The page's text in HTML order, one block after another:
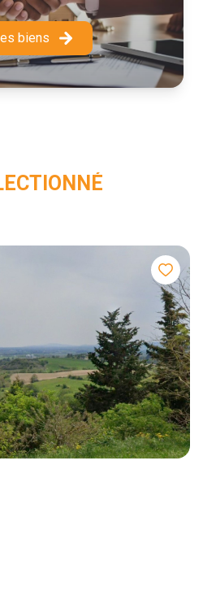
biens
Nous protégeons
une maison, une
d’expert et notre rôle
professionnalisme dans le